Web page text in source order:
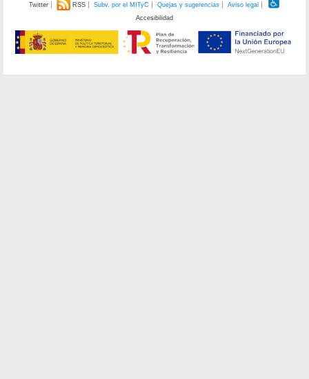
Twitter RSS Subv. por el MITyC Quejas y sugerencias
Aviso legal
Accesibilidad